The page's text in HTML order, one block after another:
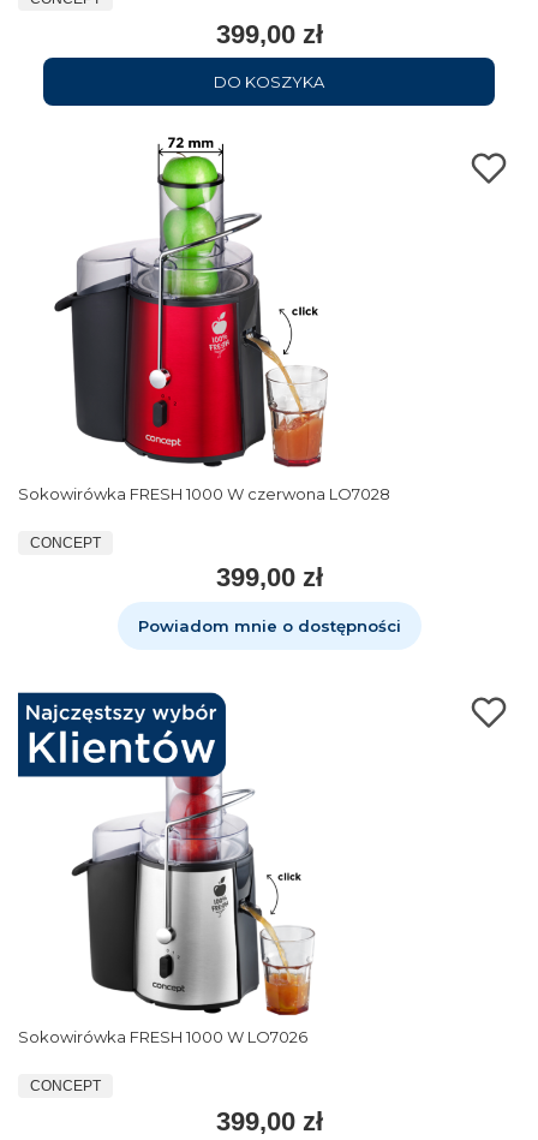
399,00 zł
DO KOSZYKA
Sokowirówka FRESH 1000 W czerwona LO7028
CONCEPT
399,00 zł
Powiadom mnie o dostępności
Sokowirówka FRESH 1000 W LO7026
CONCEPT
399,00 zł